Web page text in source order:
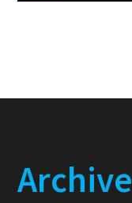
Archive